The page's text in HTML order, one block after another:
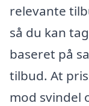
relevante
så du kan
baseret på
tilbud. At
mod svindel